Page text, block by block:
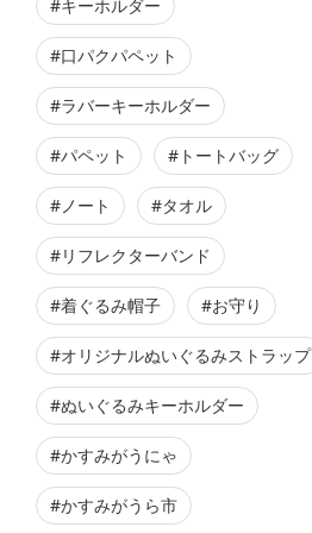
#キーホルダー
#口パクパペット
#ラバーキーホルダー
#パペット #トートバッグ
#ノート #タオル
#リフレクターバンド
#着ぐるみ帽子 #お守り
#オリジナルぬいぐるみストラップ
#ぬいぐるみキーホルダー
#かすみがうにゃ
#かすみがうら市